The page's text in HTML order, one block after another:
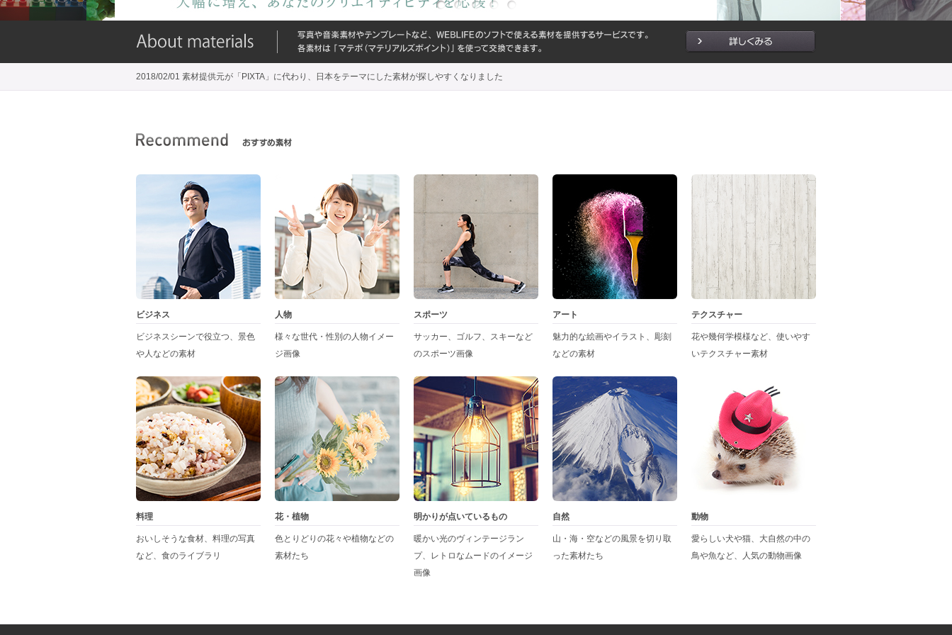
2018/02/01 素材提供元が「PIXTA」に代わり、日本をテーマにした素材が探しやすくなりました
ビジネス
ビジネスシーンで役立つ、景色
や人などの素材
人物
様々な世代・性別の人物イメー
ジ画像
スポーツ
サッカー、ゴルフ、スキーなど
のスポーツ画像
アート
魅力的な絵画やイラスト、彫刻
などの素材
テクスチャー
花や幾何学模様など、使いやす
いテクスチャー素材
料理
おいしそうな食材、料理の写真
など、食のライブラリ
花・植物
色とりどりの花々や植物などの
素材たち
明かりが点いているもの
暖かい光のヴィンテージラン
プ、レトロなムードのイメージ
画像
自然
山・海・空などの風景を切り取
った素材たち
動物
愛らしい犬や猫、大自然の中の
鳥や魚など、人気の動物画像